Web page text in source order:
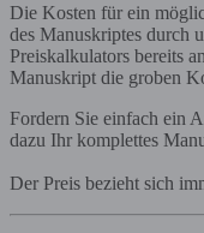
Die Kosten für ein
des Manuskriptes durch
Preiskalkulators bereits
Manuskript die groben
Fordern Sie einfach ein
dazu Ihr komplettes
Der Preis bezieht sich